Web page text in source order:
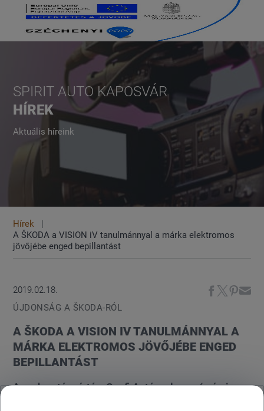
SPIRIT AUTO KAPOSVÁR
HÍREK
Aktuális híreink
Hírek
A ŠKODA a VISION iV tanulmánnyal a márka elektromos
jövőjébe enged bepillantást
2019.02.18.
ÚJDONSÁG A ŠKODA-RÓL
A ŠKODA A VISION IV TANULMÁNNYAL A
MÁRKA ELEKTROMOS JÖVŐJÉBE ENGED
BEPILLANTÁST
A cseh autógyártó a Genfi Autószalonon (március